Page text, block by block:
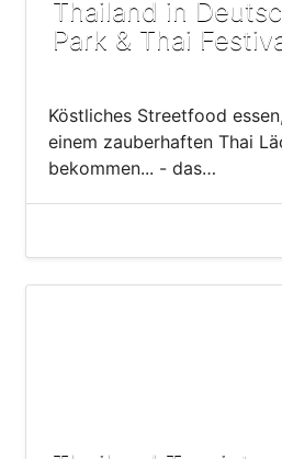
Thailand in
Park & Thai
Köstliches Streetfood
einem zauberhaften Thai
bekommen... - das…